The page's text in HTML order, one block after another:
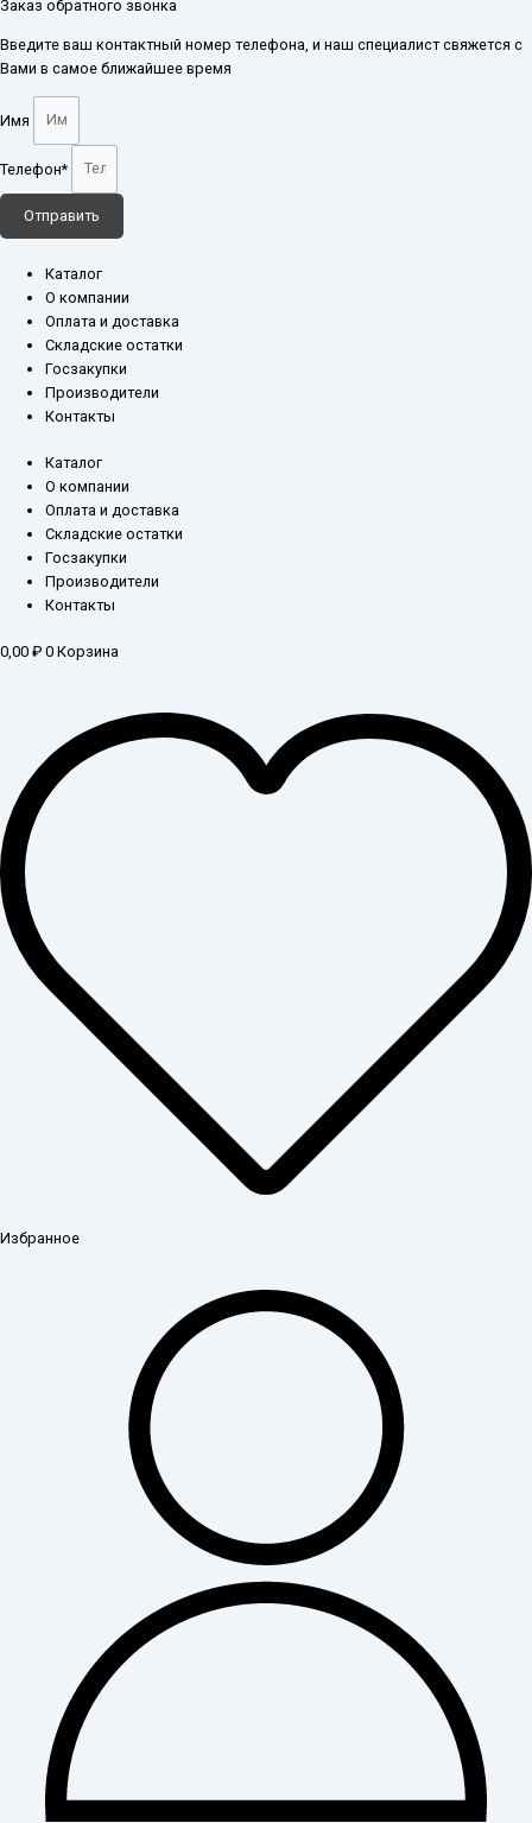
Заказ обратного звонка
Введите ваш контактный номер телефона, и наш специалист свяжется с
Вами в самое ближайшее время
Имя
Телефон*
Отправить
Каталог
О компании
Оплата и доставка
Складские остатки
Госзакупки
Производители
Контакты
Каталог
О компании
Оплата и доставка
Складские остатки
Госзакупки
Производители
Контакты
0,00 ₽ 0 Корзина
Избранное